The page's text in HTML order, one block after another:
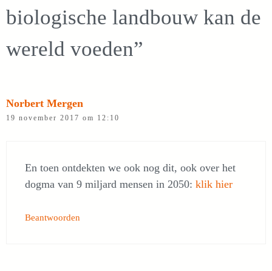
biologische landbouw kan de
wereld voeden”
Norbert Mergen
19 november 2017 om 12:10
En toen ontdekten we ook nog dit, ook over het
dogma van 9 miljard mensen in 2050: klik hier
Beantwoorden